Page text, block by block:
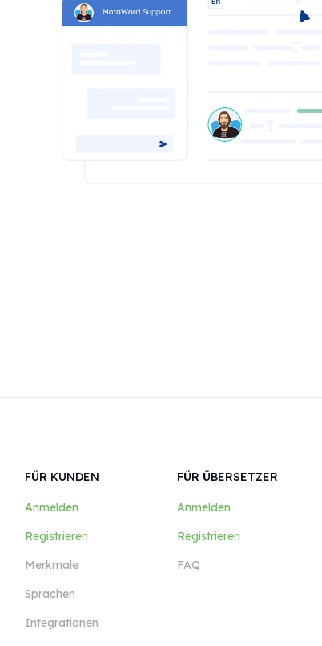
FÜR KUNDEN
Anmelden
Registrieren
Merkmale
Sprachen
Integrationen
FÜR ÜBERSETZER
Anmelden
Registrieren
FAQ